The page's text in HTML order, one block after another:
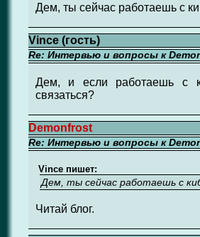
Дем, ты сейчас работаешь с
Vince (гость)
Re: Интервью и вопросы к
Дем, и если работаешь с
связаться?
Demonfrost
Re: Интервью и вопросы к
Vince пишет:
Дем, ты сейчас работаешь с
Читай блог.